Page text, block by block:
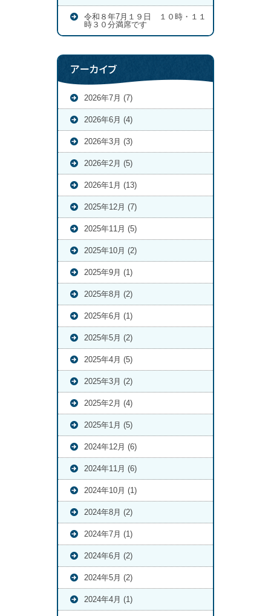
令和８年7月１９日 １０時・１１
時３０分満席です
アーカイブ
2026年7月 (7)
2026年6月 (4)
2026年3月 (3)
2026年2月 (5)
2026年1月 (13)
2025年12月 (7)
2025年11月 (5)
2025年10月 (2)
2025年9月 (1)
2025年8月 (2)
2025年6月 (1)
2025年5月 (2)
2025年4月 (5)
2025年3月 (2)
2025年2月 (4)
2025年1月 (5)
2024年12月 (6)
2024年11月 (6)
2024年10月 (1)
2024年8月 (2)
2024年7月 (1)
2024年6月 (2)
2024年5月 (2)
2024年4月 (1)